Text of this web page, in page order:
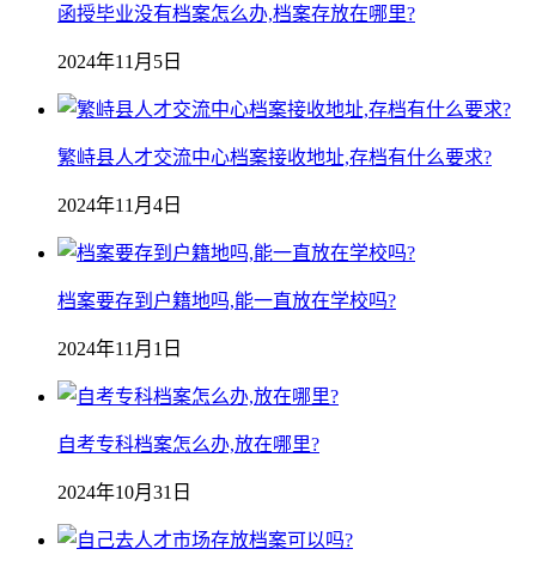
函授毕业没有档案怎么办,档案存放在哪里?
2024年11月5日
繁峙县人才交流中心档案接收地址,存档有什么要求?
2024年11月4日
档案要存到户籍地吗,能一直放在学校吗?
2024年11月1日
自考专科档案怎么办,放在哪里?
2024年10月31日